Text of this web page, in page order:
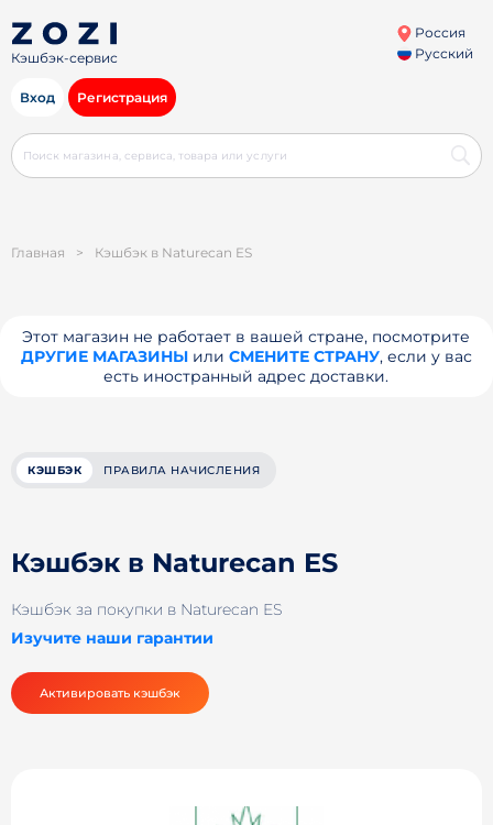
Кэшбэк-сервис
Россия
Русский
Вход Регистрация
Главная > Кэшбэк в Naturecan ES
Этот магазин не работает в вашей стране, посмотрите
ДРУГИЕ МАГАЗИНЫили СМЕНИТЕ СТРАНУ, если у вас
есть иностранный адрес доставки.
КЭШБЭК ПРАВИЛА НАЧИСЛЕНИЯ
Кэшбэк в Naturecan ES
Кэшбэк за покупки в Naturecan ES
Изучите наши гарантии
Активировать кэшбэк